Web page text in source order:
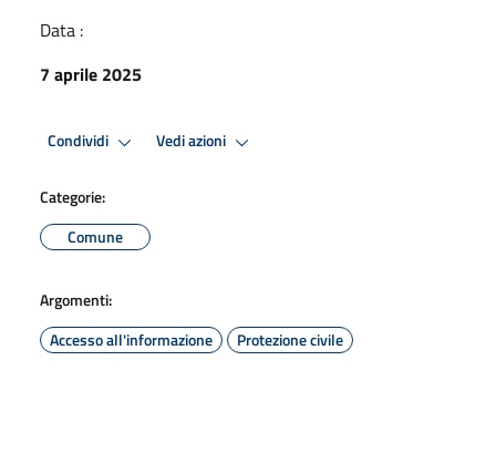
Data :
7 aprile 2025
Condividi Vedi azioni
Categorie:
Comune
Argomenti:
Accesso all'informazione
Protezione civile